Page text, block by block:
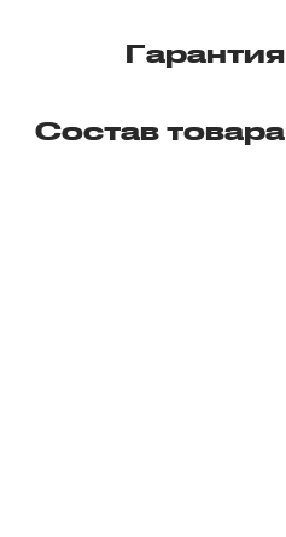
Гарантия
Состав товара